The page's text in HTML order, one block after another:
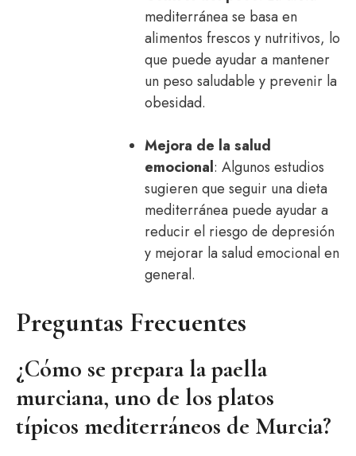
mediterránea se basa en
alimentos frescos y nutritivos, lo
que puede ayudar a mantener
un peso saludable y prevenir la
obesidad.
Mejora de la salud
emocional: Algunos estudios
sugieren que seguir una dieta
mediterránea puede ayudar a
reducir el riesgo de depresión
y mejorar la salud emocional en
general.
Preguntas Frecuentes
¿Cómo se prepara la paella
murciana, uno de los platos
típicos mediterráneos de Murcia?